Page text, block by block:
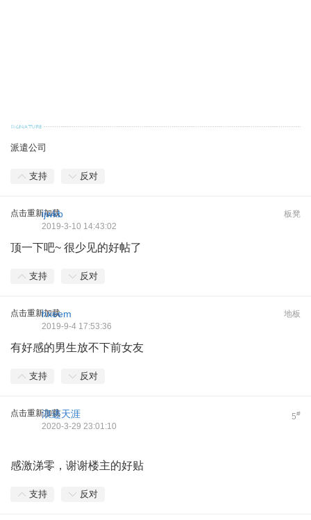
派遣公司
支持 反对
点击重新加载 板凳
ijwkb
2019-3-10 14:43:02
顶一下吧~ 很少见的好帖了
支持 反对
点击重新加载 地板
hxeem
2019-9-4 17:53:36
有好感的男生放不下前女友
支持 反对
点击重新加载 5#
浪迹天涯
2020-3-29 23:01:10
感激涕零，谢谢楼主的好贴
支持 反对